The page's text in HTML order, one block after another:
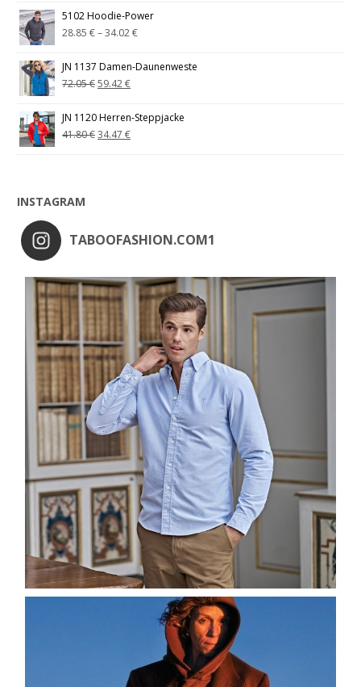
5102 Hoodie-Power
28.85€–34.02€
JN 1137 Damen-Daunenweste
72.05€59.42€
JN 1120 Herren-Steppjacke
41.80€34.47€
INSTAGRAM
TABOOFASHION.COM1